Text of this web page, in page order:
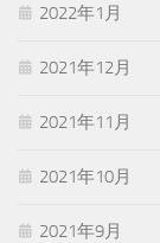
2022年1月
2021年12月
2021年11月
2021年10月
2021年9月